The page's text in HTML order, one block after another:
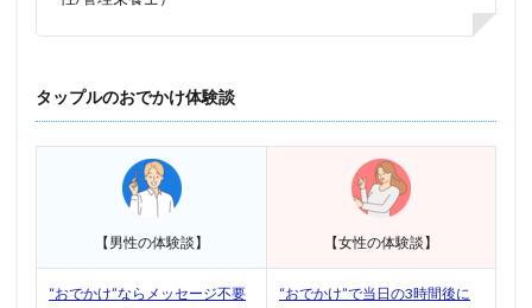
タップルのおでかけ体験談
【男性の体験談】 【女性の体験談】
“おでかけ”ならメッセージ不要
“おでかけ”で当日の3時間後に